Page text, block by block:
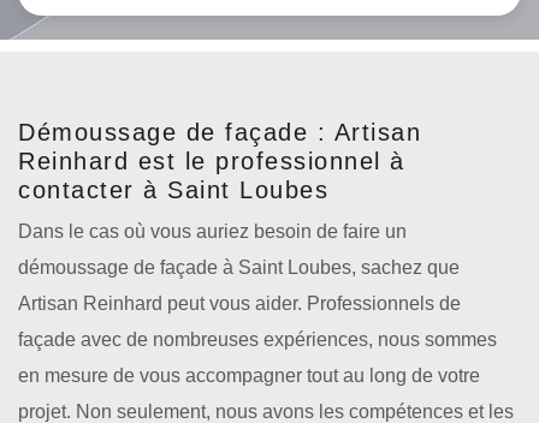
Démoussage de façade : Artisan
Reinhard est le professionnel à
contacter à Saint Loubes
Dans le cas où vous auriez besoin de faire un
démoussage de façade à Saint Loubes, sachez que
Artisan Reinhard peut vous aider. Professionnels de
façade avec de nombreuses expériences, nous sommes
en mesure de vous accompagner tout au long de votre
projet. Non seulement, nous avons les compétences et les